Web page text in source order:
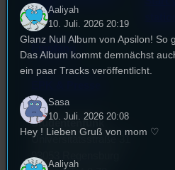
(EU)
Studentenfunk
Universitätsstraße 31
93053 Regensburg
Aaliyah
10. Juli. 2026 20:19
Glanz Null Album von Apsilon! So
Das Album kommt demnächst
ein paar Tracks veröffentlicht.
Sasa
10. Juli. 2026 20:08
Hey ! Lieben Gruß von mom ♡
Aaliyah